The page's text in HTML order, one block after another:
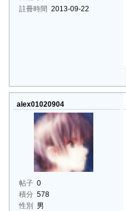
註冊時間 2013-09-22
alex01020904
帖子 0
積分 578
性別
男